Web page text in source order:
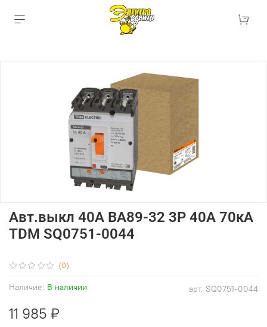
(0)
арт. SQ0751-0044
Наличие: В наличии
Авт.выкл 40А ВА89-32 3Р 40А 70кА
TDM SQ0751-0044
11 985 ₽